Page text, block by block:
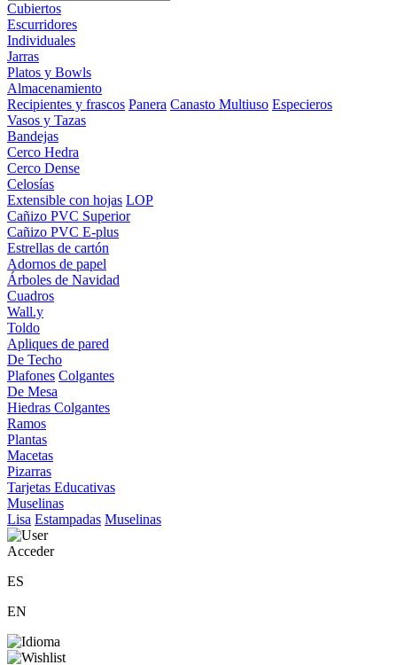
Cubiertos
Escurridores
Individuales
Jarras
Platos y Bowls
Almacenamiento
Recipientes y frascos Panera Canasto Multiuso Especieros
Vasos y Tazas
Bandejas
Cerco Hedra
Cerco Dense
Celosías
Extensible con hojas LOP
Cañizo PVC Superior
Cañizo PVC E-plus
Estrellas de cartón
Adornos de papel
Árboles de Navidad
Cuadros
Wall.y
Toldo
Apliques de pared
De Techo
Plafones Colgantes
De Mesa
Hiedras Colgantes
Ramos
Plantas
Macetas
Pizarras
Tarjetas Educativas
Muselinas
Lisa Estampadas Muselinas
Acceder
ES
EN